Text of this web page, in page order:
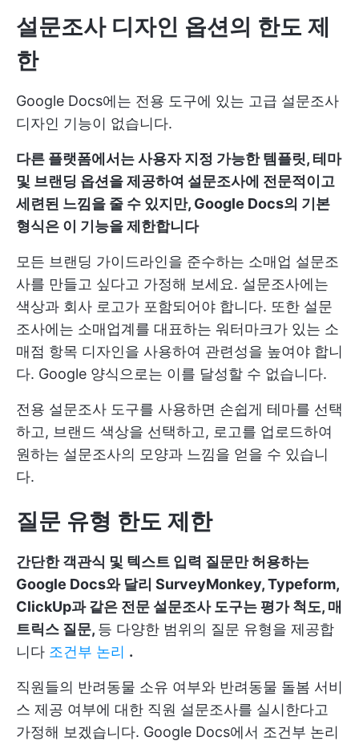
설문조사 디자인 옵션의 한도 제
한
Google Docs에는 전용 도구에 있는 고급 설문조사
디자인 기능이 없습니다.
다른 플랫폼에서는 사용자 지정 가능한 템플릿, 테마
및 브랜딩 옵션을 제공하여 설문조사에 전문적이고
세련된 느낌을 줄 수 있지만, Google Docs의 기본
형식은 이 기능을 제한합니다
모든 브랜딩 가이드라인을 준수하는 소매업 설문조
사를 만들고 싶다고 가정해 보세요. 설문조사에는
색상과 회사 로고가 포함되어야 합니다. 또한 설문
조사에는 소매업계를 대표하는 워터마크가 있는 소
매점 항목 디자인을 사용하여 관련성을 높여야 합니
다. Google 양식으로는 이를 달성할 수 없습니다.
전용 설문조사 도구를 사용하면 손쉽게 테마를 선택
하고, 브랜드 색상을 선택하고, 로고를 업로드하여
원하는 설문조사의 모양과 느낌을 얻을 수 있습니
다.
질문 유형 한도 제한
간단한 객관식 및 텍스트 입력 질문만 허용하는
Google Docs와 달리 SurveyMonkey, Typeform,
ClickUp과 같은 전문 설문조사 도구는 평가 척도, 매
트릭스 질문, 등 다양한 범위의 질문 유형을 제공합
니다 조건부 논리 .
직원들의 반려동물 소유 여부와 반려동물 돌봄 서비
스 제공 여부에 대한 직원 설문조사를 실시한다고
가정해 보겠습니다. Google Docs에서 조건부 논리